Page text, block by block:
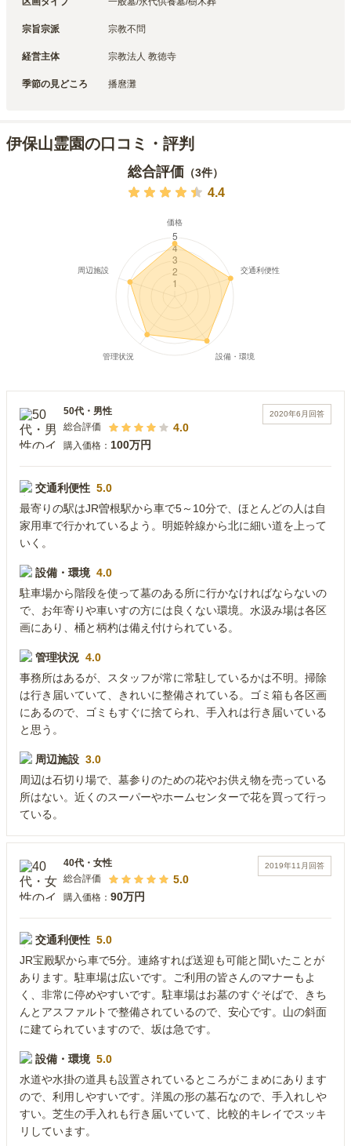
宗旨宗派 宗教不問
経営主体 宗教法人 教徳寺
季節の見どころ 播麿灘
伊保山霊園の口コミ・評判
総合評価 （3件）
4.4
2020年6月 回答
50代 ・ 男性
総合評価
4.0
購入価格： 100万円
交通利便性 5.0
最寄りの駅はJR曽根駅から車で5～10分で、ほとんどの人は自
家用車で行かれているよう。明姫幹線から北に細い道を上って
いく。
設備・環境 4.0
駐車場から階段を使って墓のある所に行かなければならないの
で、お年寄りや車いすの方には良くない環境。水汲み場は各区
画にあり、桶と柄杓は備え付けられている。
管理状況 4.0
事務所はあるが、スタッフが常に常駐しているかは不明。掃除
は行き届いていて、きれいに整備されている。ゴミ箱も各区画
にあるので、ゴミもすぐに捨てられ、手入れは行き届いている
と思う。
周辺施設 3.0
周辺は石切り場で、墓参りのための花やお供え物を売っている
所はない。近くのスーパーやホームセンターで花を買って行っ
ている。
2019年11月 回答
40代 ・ 女性
総合評価
5.0
購入価格： 90万円
交通利便性 5.0
JR宝殿駅から車で5分。連絡すれば送迎も可能と聞いたことが
あります。駐車場は広いです。ご利用の皆さんのマナーもよ
く、非常に停めやすいです。駐車場はお墓のすぐそばで、きち
んとアスファルトで整備されているので、安心です。山の斜面
に建てられていますので、坂は急です。
設備・環境 5.0
水道や水掛の道具も設置されているところがこまめにあります
ので、利用しやすいです。洋風の形の墓石なので、手入れしや
すい。芝生の手入れも行き届いていて、比較的キレイでスッキ
リしています。